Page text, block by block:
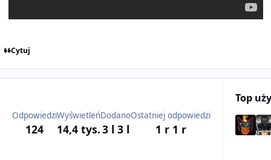
Cytuj
Odpowiedzi
124
Wyświetleń
14,4 tys.
Dodano
3 l 3 l
Ostatniej odpowiedzi
1 r 1 r
Top